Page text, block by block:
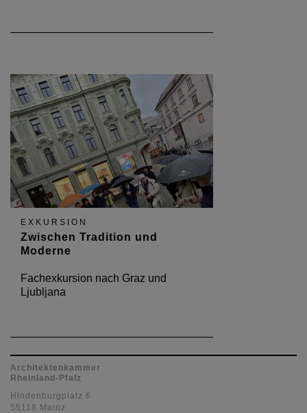
EXKURSION
Zwischen Tradition und
Moderne
Fachexkursion nach Graz und
Ljubljana
Architektenkammer
Rheinland-Pfalz
Hindenburgplatz 6
55118 Mainz